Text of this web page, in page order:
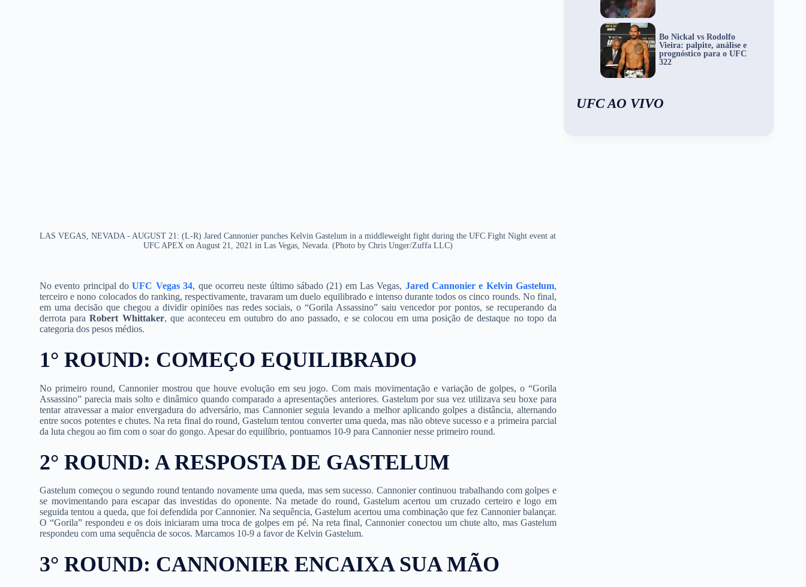
LAS VEGAS, NEVADA - AUGUST 21: (L-R) Jared Cannonier punches Kelvin Gastelum in a middleweight fight during the UFC Fight Night event at
UFC APEX on August 21, 2021 in Las Vegas, Nevada. (Photo by Chris Unger/Zuffa LLC)
No evento principal doUFC Vegas 34, que ocorreu neste último sábado (21) em Las Vegas, Jared Cannonier e Kelvin Gastelum,
terceiro e nono colocados do ranking, respectivamente, travaram um duelo equilibrado e intenso durante todos os cinco rounds. No final,
em uma decisão que chegou a dividir opiniões nas redes sociais, o “Gorila Assassino” saiu vencedor por pontos, se recuperando da
derrota paraRobert Whittaker, que aconteceu em outubro do ano passado, e se colocou em uma posição de destaque no topo da
categoria dos pesos médios.
1° ROUND: COMEÇO EQUILIBRADO
No primeiro round, Cannonier mostrou que houve evolução em seu jogo. Com mais movimentação e variação de golpes, o “Gorila
Assassino” parecia mais solto e dinâmico quando comparado a apresentações anteriores. Gastelum por sua vez utilizava seu boxe para
tentar atravessar a maior envergadura do adversário, mas Cannonier seguia levando a melhor aplicando golpes a distância, alternando
entre socos potentes e chutes. Na reta final do round, Gastelum tentou converter uma queda, mas não obteve sucesso e a primeira parcial
da luta chegou ao fim com o soar do gongo. Apesar do equilíbrio, pontuamos 10-9 para Cannonier nesse primeiro round.
2° ROUND: A RESPOSTA DE GASTELUM
Gastelum começou o segundo round tentando novamente uma queda, mas sem sucesso. Cannonier continuou trabalhando com golpes e
se movimentando para escapar das investidas do oponente. Na metade do round, Gastelum acertou um cruzado certeiro e logo em
seguida tentou a queda, que foi defendida por Cannonier. Na sequência, Gastelum acertou uma combinação que fez Cannonier balançar.
O “Gorila” respondeu e os dois iniciaram uma troca de golpes em pé. Na reta final, Cannonier conectou um chute alto, mas Gastelum
respondeu com uma sequência de socos. Marcamos 10-9 a favor de Kelvin Gastelum.
3° ROUND: CANNONIER ENCAIXA SUA MÃO
Bo Nickal vs Rodolfo
Vieira: palpite, análise e
prognóstico para o UFC
322
UFC AO VIVO